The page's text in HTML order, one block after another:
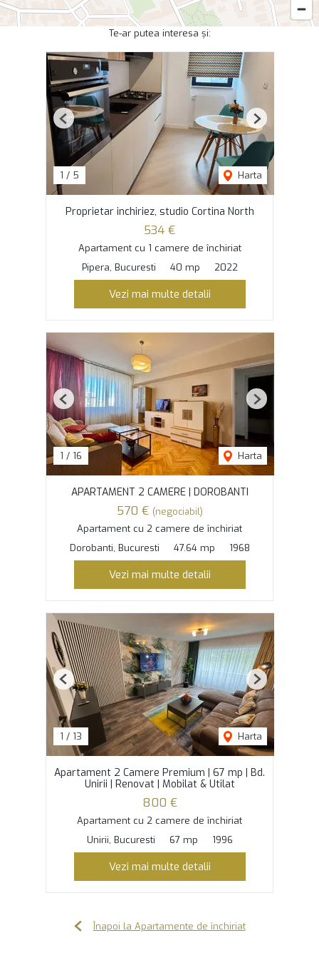
Te-ar putea interesa și:
1 / 5 Harta
Previous Next
Proprietar inchiriez, studio Cortina North
534 €
Apartament cu 1 camere de închiriat
Pipera, Bucuresti
40 mp 2022
Vezi mai multe detalii
1 / 16 Harta
Previous Next
APARTAMENT 2 CAMERE | DOROBANTI
570 € (negociabil)
Apartament cu 2 camere de închiriat
Dorobanti, Bucuresti
47.64 mp 1968
Vezi mai multe detalii
1 / 13 Harta
Previous Next
Apartament 2 Camere Premium | 67 mp | Bd.
Unirii | Renovat | Mobilat & Utilat
800 €
Apartament cu 2 camere de închiriat
Unirii, Bucuresti
67 mp 1996
Vezi mai multe detalii
Înapoi la Apartamente de închiriat